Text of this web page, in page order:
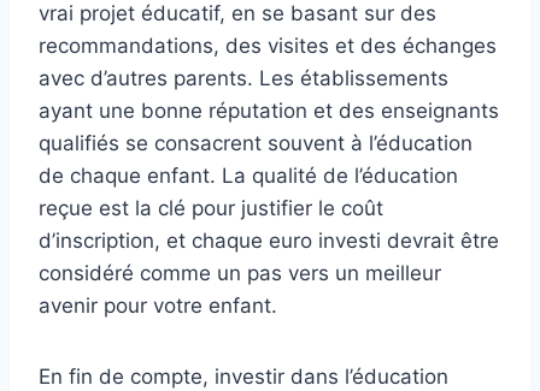
vrai projet éducatif, en se basant sur des
recommandations, des visites et des échanges
avec d’autres parents. Les établissements
ayant une bonne réputation et des enseignants
qualifiés se consacrent souvent à l’éducation
de chaque enfant. La qualité de l’éducation
reçue est la clé pour justifier le coût
d’inscription, et chaque euro investi devrait être
considéré comme un pas vers un meilleur
avenir pour votre enfant.
En fin de compte, investir dans l’éducation